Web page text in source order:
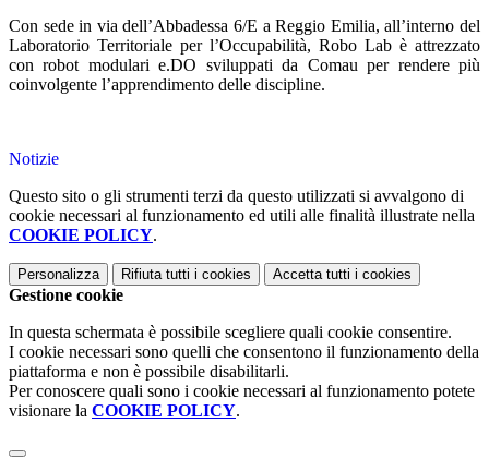
Con sede in via dell’Abbadessa 6/E a Reggio Emilia, all’interno del
Laboratorio Territoriale per l’Occupabilità, Robo Lab è attrezzato
con robot modulari e.DO sviluppati da Comau per rendere più
coinvolgente l’apprendimento delle discipline.
Notizie
Questo sito o gli strumenti terzi da questo utilizzati si avvalgono di
cookie necessari al funzionamento ed utili alle finalità illustrate nella
COOKIE POLICY.
Personalizza Rifiuta tutti i cookies Accetta tutti i cookies
Gestione cookie
In questa schermata è possibile scegliere quali cookie consentire.
I cookie necessari sono quelli che consentono il funzionamento della
piattaforma e non è possibile disabilitarli.
Per conoscere quali sono i cookie necessari al funzionamento potete
visionare la COOKIE POLICY.